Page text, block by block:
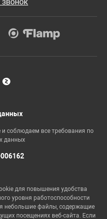
соблюдаем все требования по
данных
для повышения удобства
уровня работоспособности
небольшие файлы, содержащие
посещениях веб-сайта. Если